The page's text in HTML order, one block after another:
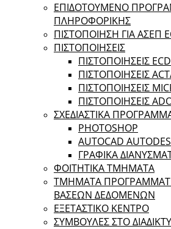
ΕΠΙΔΟΤΟΥΜΕΝΟ
ΠΛΗΡΟΦΟΡΙΚΗΣ
ΠIΣΤΟΠΟΙΗΣΗ ΓΙΑ ΑΣΕΠ
ΠΙΣΤΟΠΟΙΗΣΕΙΣ
ΠΙΣΤΟΠΟΙΗΣΕΙΣ
ΠΙΣΤΟΠΟΙΗΣΕΙΣ
ΠΙΣΤΟΠΟΙΗΣΕΙΣ
ΠΙΣΤΟΠΟΙΗΣΕΙΣ
ΣΧΕΔΙΑΣΤΙΚΑ
PHOTOSHOP
AUTOCAD
ΓΡΑΦΙΚΑ
ΦΟΙΤΗΤΙΚΑ ΤΜΗΜΑΤΑ
ΤΜΗΜΑΤΑ
ΒΑΣΕΩΝ ΔΕΔΟΜΕΝΩΝ
ΕΞΕΤΑΣΤΙΚΟ ΚΕΝΤΡΟ
ΣΥΜΒΟΥΛΕΣ ΣΤΟ